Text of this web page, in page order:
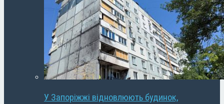
У Запоріжжі відновлюють будинок,